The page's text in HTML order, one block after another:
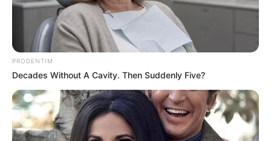
PRODENTIM
Decades Without A Cavity. Then Suddenly Five?